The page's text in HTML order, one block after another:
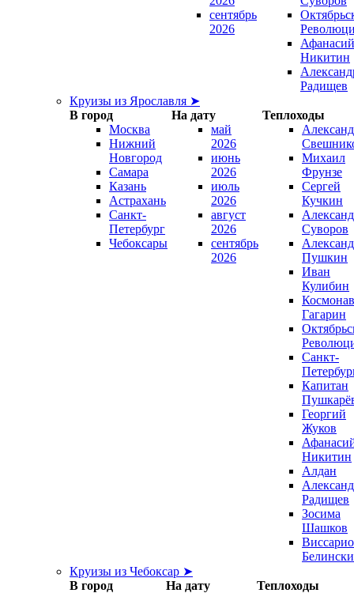
сентябрь
2026
Афанасий
Никитин
Радищев
Круизы из Ярославля ➤
В город
На дату
Теплоходы
Москва
Нижний
Новгород
Самара
Казань
Астрахань
Санкт-
Петербург
Чебоксары
май
2026
июнь
2026
июль
2026
август
2026
сентябрь
2026
Михаил
Фрунзе
Сергей
Кучкин
Суворов
Пушкин
Иван
Кулибин
Гагарин
Санкт-
Капитан
Георгий
Жуков
Никитин
Алдан
Радищев
Зосима
Шашков
Круизы из Чебоксар ➤
В город
На дату Теплоходы